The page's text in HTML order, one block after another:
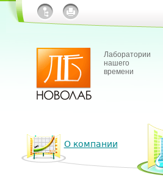
Лаборатории
нашего
времени
О компании